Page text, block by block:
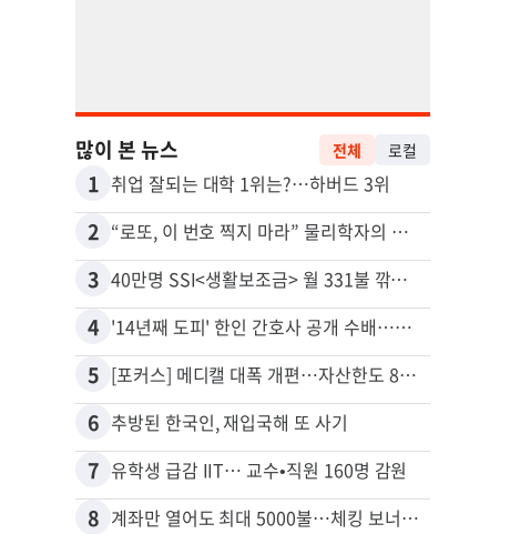
많이 본 뉴스 전체 로컬
1 취업 잘되는 대학 1위는?…하버드 3위
2 “로또, 이 번호 찍지 마라” 물리학자의 당첨금 높이는 비밀
3 40만명 SSI<생활보조금> 월 331불 깎이나
4 '14년째 도피' 한인 간호사 공개 수배…메디케어 사기 유죄
5 [포커스] 메디캘 대폭 개편…자산한도 84% 축소
6 추방된 한국인, 재입국해 또 사기
7 유학생 급감 IIT… 교수•직원 160명 감원
8 계좌만 열어도 최대 5000불…체킹 보너스 무한 경쟁